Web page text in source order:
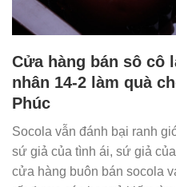
Cửa hàng bán sô cô
nhân 14-2 làm quà
Phúc
Socola vẫn đánh bại ranh
sứ giả của tình ái, sứ giả
cửa hàng buôn bán socola